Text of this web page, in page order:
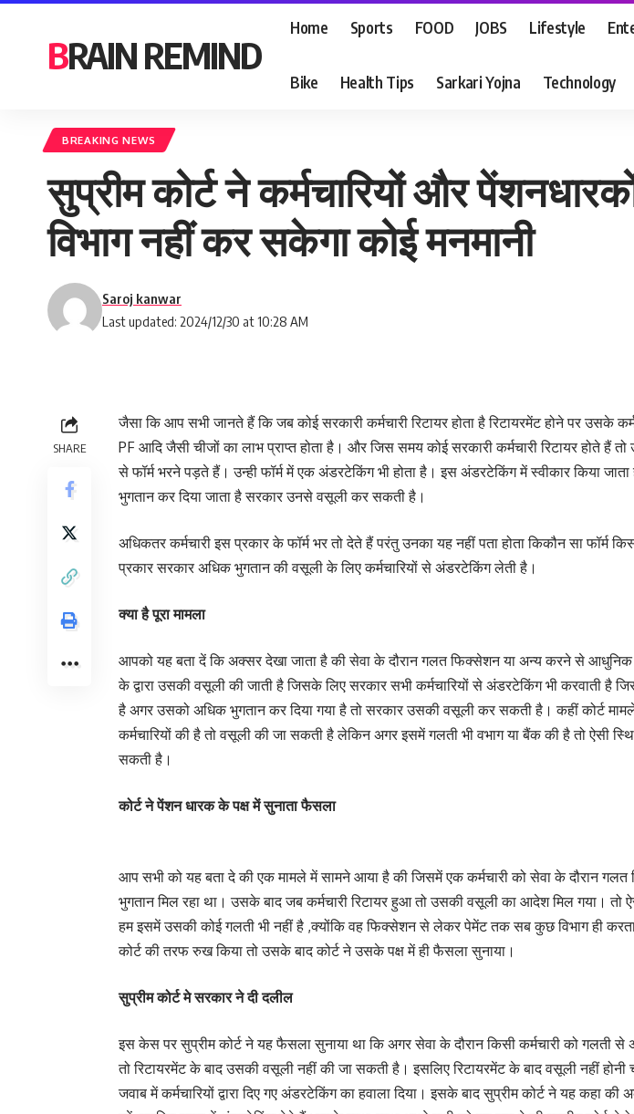
BRAIN REMIND
Home Sports FOOD JOBS Lifestyle
Bike Health Tips Sarkari Yojna Technology
BREAKING NEWS
सुप्रीम कोर्ट ने कर्मचारियों और
विभाग नहीं कर सकेगा कोई मनमानी
Last updated: 2024/12/30 at 10:28 AM
Saroj kanwar
SHARE
जैसा कि आप सभी जानते हैं कि जब कोई सरकारी कर्मचारी रिटायर होता है रिटायरमेंट होने पर उसके
PF आदि जैसी चीजों का लाभ प्राप्त होता है। और जिस समय कोई सरकारी कर्मचारी रिटायर होते हैं
से फॉर्म भरने पड़ते हैं। उन्ही फॉर्म में एक अंडरटेकिंग भी होता है। इस अंडरटेकिंग में स्वीकार किया
भुगतान कर दिया जाता है सरकार उनसे वसूली कर सकती है।
अधिकतर कर्मचारी इस प्रकार के फॉर्म भर तो देते हैं परंतु उनका यह नहीं पता होता किकौन सा फॉर्म
प्रकार सरकार अधिक भुगतान की वसूली के लिए कर्मचारियों से अंडरटेकिंग लेती है।
क्या है पूरा मामला
आपको यह बता दें कि अक्सर देखा जाता है की सेवा के दौरान गलत फिक्सेशन या अन्य करने से आधुनिक
के द्वारा उसकी वसूली की जाती है जिसके लिए सरकार सभी कर्मचारियों से अंडरटेकिंग भी करवाती है
है अगर उसको अधिक भुगतान कर दिया गया है तो सरकार उसकी वसूली कर सकती है। कहीं कोर्ट
कर्मचारियों की है तो वसूली की जा सकती है लेकिन अगर इसमें गलती भी वभाग या बैंक की है तो ऐसी
सकती है।
कोर्ट ने पेंशन धारक के पक्ष में सुनाता फैसला
आप सभी को यह बता दे की एक मामले में सामने आया है की जिसमें एक कर्मचारी को सेवा के दौरान
भुगतान मिल रहा था। उसके बाद जब कर्मचारी रिटायर हुआ तो उसकी वसूली का आदेश मिल गया। तो
हम इसमें उसकी कोई गलती भी नहीं है ,क्योंकि वह फिक्सेशन से लेकर पेमेंट तक सब कुछ विभाग ही
कोर्ट की तरफ रुख किया तो उसके बाद कोर्ट ने उसके पक्ष में ही फैसला सुनाया।
सुप्रीम कोर्ट मे सरकार ने दी दलील
इस केस पर सुप्रीम कोर्ट ने यह फैसला सुनाया था कि अगर सेवा के दौरान किसी कर्मचारी को गलती से
तो रिटायरमेंट के बाद उसकी वसूली नहीं की जा सकती है। इसलिए रिटायरमेंट के बाद वसूली नहीं
जवाब में कर्मचारियों द्वारा दिए गए अंडरटेकिंग का हवाला दिया। इसके बाद सुप्रीम कोर्ट ने यह कहा